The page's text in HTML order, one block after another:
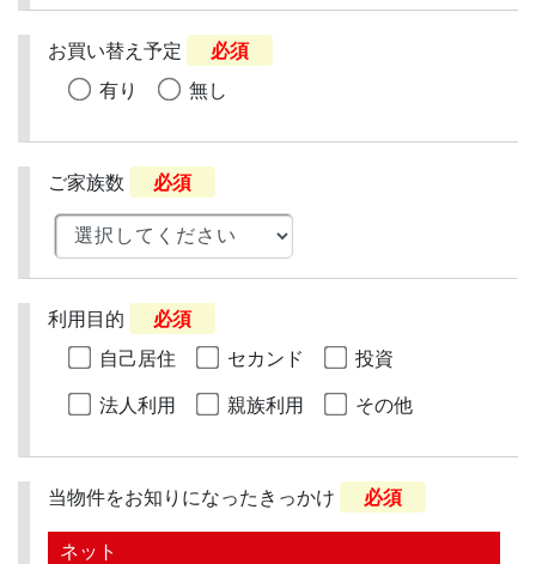
お買い替え予定
必須
有り
無し
ご家族数 必須
利用目的
必須
自己居住
セカンド
投資
法人利用
親族利用 その他
当物件をお知りになったきっかけ 必須
ネット